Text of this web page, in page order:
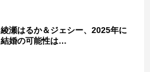
綾瀬はるか＆ジェシー、2025年に
結婚の可能性は…